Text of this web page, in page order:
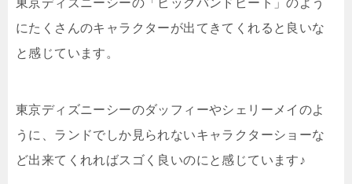
東京ディズニーシーの「ビックバンドビート」のよう
にたくさんのキャラクターが出てきてくれると良いな
と感じています。
東京ディズニーシーのダッフィーやシェリーメイのよ
うに、ランドでしか見られないキャラクターショーな
ど出来てくれればスゴく良いのにと感じています♪